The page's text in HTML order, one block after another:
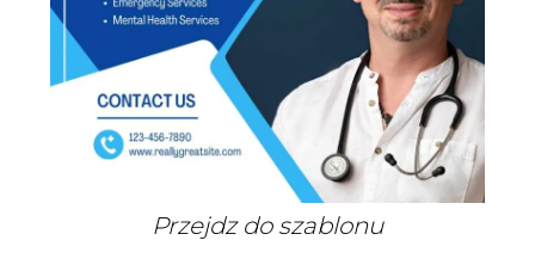
Przejdz do szablonu